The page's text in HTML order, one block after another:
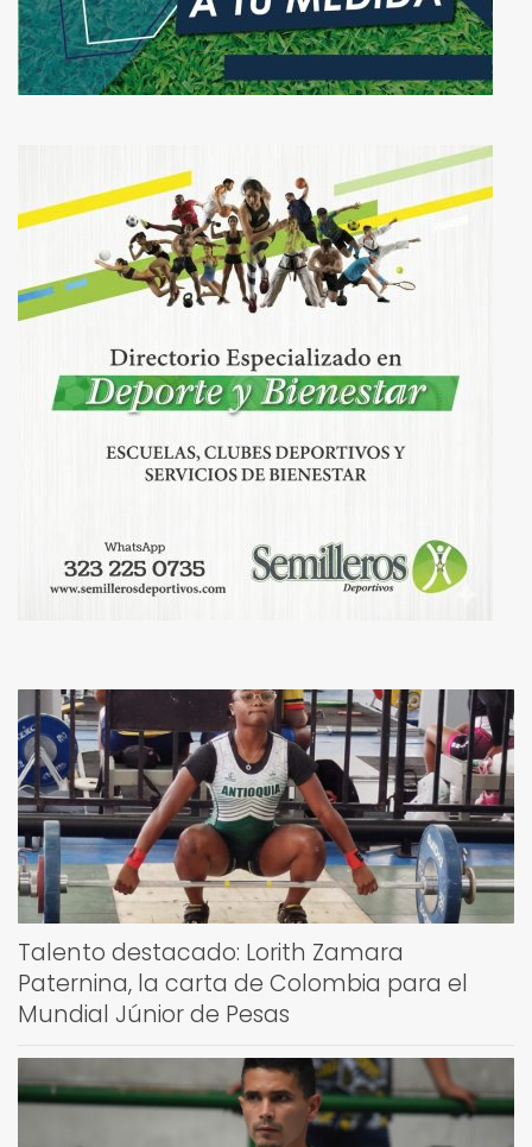
Talento destacado: Lorith Zamara
Paternina, la carta de Colombia para el
Mundial Júnior de Pesas